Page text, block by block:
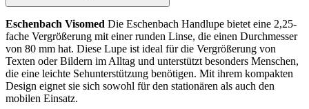
Eschenbach Visomed Die Eschenbach Handlupe bietet eine 2,25-
fache Vergrößerung mit einer runden Linse, die einen Durchmesser
von 80 mm hat. Diese Lupe ist ideal für die Vergrößerung von
Texten oder Bildern im Alltag und unterstützt besonders Menschen,
die eine leichte Sehunterstützung benötigen. Mit ihrem kompakten
Design eignet sie sich sowohl für den stationären als auch den
mobilen Einsatz.